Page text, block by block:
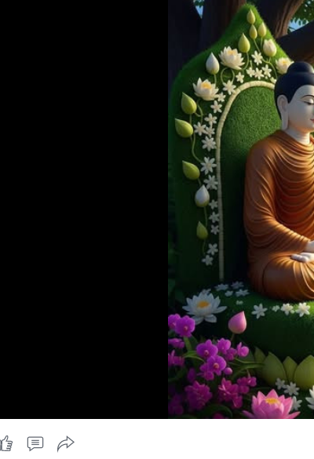
( ၁ ) အချက်။ သူတော်ကောင်းတရားတွေကို နာရမယ်,လေ့
( ၂ ) အချက်။ သင့်တင့်လျောက်ပတ်သော အတွေးတွေ
မှန်ကန်မူရှိရမယ်၊ ယောနိသောမနသိကာရပေါ့။
( ၃ ) အချက်။ ဓမ္မာနုဓမ္မပ္ပဋိပတ္တိလို့ ဆိုလို့ရတဲ့ လောကုတ္တ
( ၄ ) အချက်။ ( ၄ ) မျိုးပြောထားတယ် နော်။ ( ၄ ) ခုမြော
သူတော်ကောင်းတရားအားလျော်တဲ့ အကျင့်မြတ်ကို ကျင့်ခြ
သဒ္ဓါတရား အားကြီးကြောင်း။ ဟုတ်တာပေါ့။
တရားအလုပ်ကို ကြိုးစားအားထုတ်ကြည့်မှ ယုံစရာဆိုတာက
တော့ ယုံလာမှ ပိုပြီးတော့ လုပ်တယ်။ ဒါလေး အရေးကြီးတ
ယုံကြည်မူ ခပ်ပျော့ပျော့နဲ့ စကြတာပေါ့လေ။ နောက် လုပ်ကြည့်
" သြော် တကယ်လုပ်ရင် တကယ်ချမ်းသာကို
ဖြစ်စေသကိုး၊ တကယ်အကျိုးရှိသကိုး " လို့
သူ့မှာ လက်တွေ့ အကျိုးကျေးဇူးကို သိမြင် ခံစားလိုက်ရတဲ့
တိုးလာတော့ အလုပ်ကလည်း ယုံကြည်မူ တိုးသည့် အားလျ
တွေ့လေ။ ယုံစရာပိုတွေ့လေ ပိုယုံလေ။ ပိုယုံလေ ပိုကြိုးစားလေ